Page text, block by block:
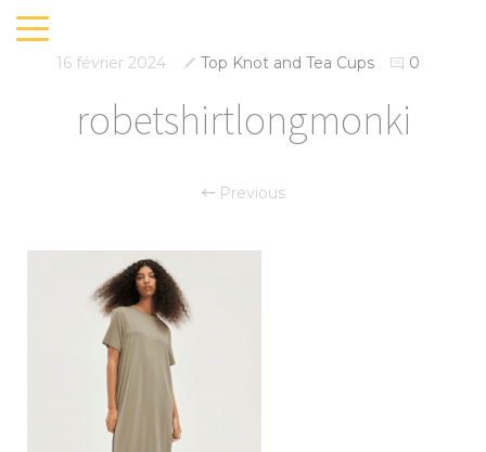
16 février 2024 Top Knot and Tea Cups 0
robetshirtlongmonki
Previous